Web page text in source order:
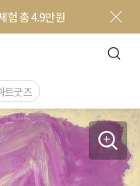
험 총 4.9만원
트굿즈